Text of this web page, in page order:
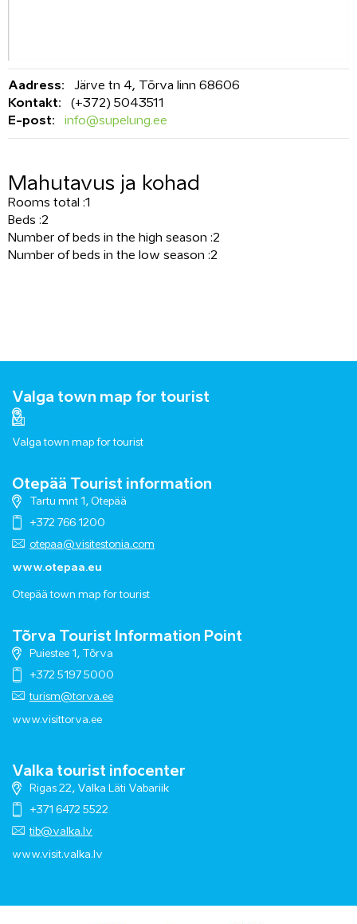
Aadress:
Järve tn 4, Tõrva linn 68606
Kontakt:
(+372) 5043511
E-post:
info@supelung.ee
Mahutavus ja kohad
Rooms total :1
Beds :2
Number of beds in the high season :2
Number of beds in the low season :2
Valga town map for tourist
Valga town map for tourist
Otepää Tourist information
Tartu mnt 1, Otepää
+372 766 1200
otepaa@visitestonia.com
www.otepaa.eu
Otepää town map for tourist
Tõrva Tourist Information Point
Puiestee 1, Tõrva
+372 5197 5000
turism@torva.ee
www.visittorva.ee
Valka tourist infocenter
Rigas 22, Valka Läti Vabariik
+371 6472 5522
tib@valka.lv
www.visit.valka.lv